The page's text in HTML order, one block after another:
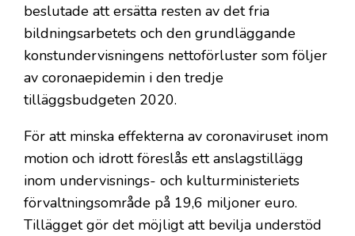
beslutade att ersätta resten av det fria
bildningsarbetets och den grundläggande
konstundervisningens nettoförluster som följer
av coronaepidemin i den tredje
tilläggsbudgeten 2020.
För att minska effekterna av coronaviruset inom
motion och idrott föreslås ett anslagstillägg
inom undervisnings- och kulturministeriets
förvaltningsområde på 19,6 miljoner euro.
Tillägget gör det möjligt att bevilja understöd